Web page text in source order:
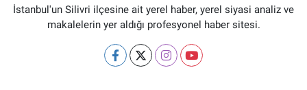
İstanbul'un Silivri ilçesine ait yerel haber, yerel siyasi analiz ve
makalelerin yer aldığı profesyonel haber sitesi.